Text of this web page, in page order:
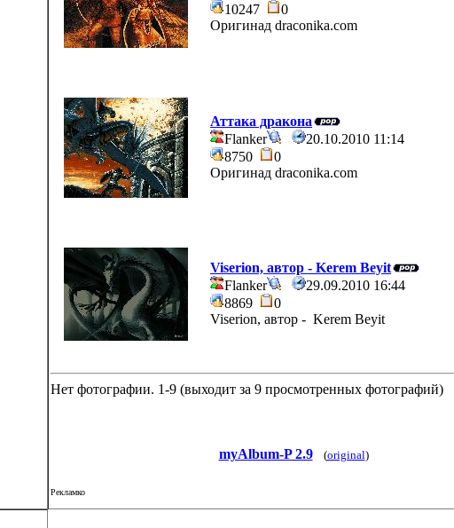
10247
0
Оригинад draconika.com
Аттака дракона
Flanker
20.10.2010 11:14
8750
0
Оригинад draconika.com
Viserion, автор - Kerem Beyit
Flanker
29.09.2010 16:44
8869
0
Viserion, автор - Kerem Beyit
Нет фотографии. 1-9 (выходит за 9 просмотренных фотографий)
myAlbum-P 2.9 (original)
Рекламко